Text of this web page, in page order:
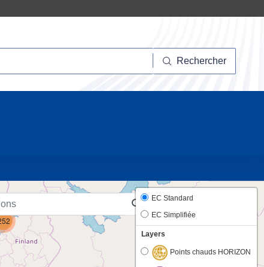
Rechercher
EC Standard
EC Simplifiée
Layers
Points chauds HORIZON